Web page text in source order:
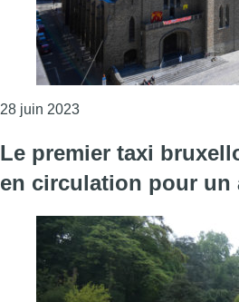
28 juin 2023Consulter l'article "Un
Le premier taxi
en circulation pour un